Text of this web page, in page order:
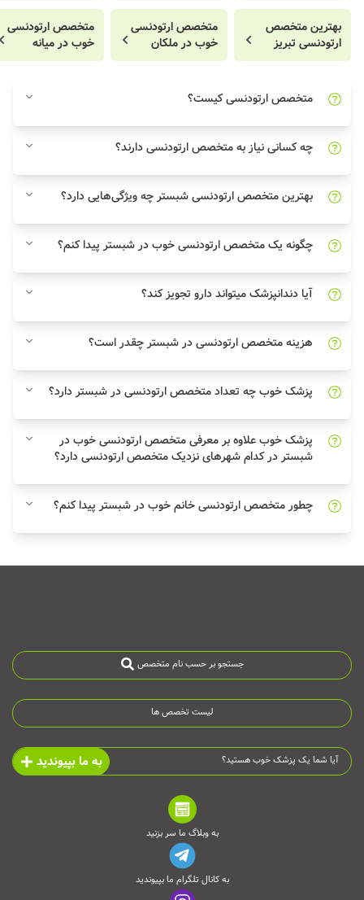
بهترین متخصص
ارتودنسی تبریز
متخصص ارتودنسی
خوب در ملکان
متخصص ارتودنسی
خوب در میانه
متخصص ارتودنسی کیست؟
چه کسانی نیاز به متخصص ارتودنسی دارند؟
بهترین متخصص ارتودنسی شبستر چه ویژگی‌هایی دارد؟
چگونه یک متخصص ارتودنسی خوب در شبستر پیدا کنم؟
آیا دندانپزشک میتواند دارو تجویز کند؟
هزینه متخصص ارتودنسی در شبستر چقدر است؟
پزشک خوب چه تعداد متخصص ارتودنسی در شبستر دارد؟
پزشک خوب علاوه بر معرفی متخصص ارتودنسی خوب در
شبستر در کدام شهرهای نزدیک متخصص ارتودنسی دارد؟
چطور متخصص ارتودنسی خانم خوب در شبستر پیدا کنم؟
جستجو بر حسب نام متخصص
لیست تخصص ها
آیا شما یک پزشک خوب هستید؟ به ما بپیوندید
به وبلاگ ما سر بزنید
به کانال تلگرام ما بپیوندید